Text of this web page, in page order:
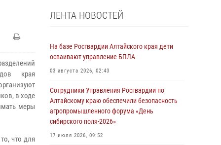
края
в ходе
меры
что для
ЛЕНТА НОВОСТЕЙ
На базе Росгвардии Алтайского края дети
осваивают управление БПЛА
03 августа 2026, 02:43
Сотрудники Управления Росгвардии по
Алтайскому краю обеспечили безопасность
агропромышленного форума «День
сибирского поля-2026»
17 июля 2026, 09:52